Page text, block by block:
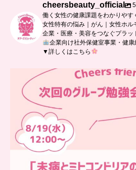
cheersbeauty_official
働く女性の健康課題をわかりやす
女性特有の悩み｜がん｜女性ホル
企業・医療・美容をつなぐプラッ
企業向け社外保健室事業・健康
▼詳しくはこちら
…
グループ勉強会